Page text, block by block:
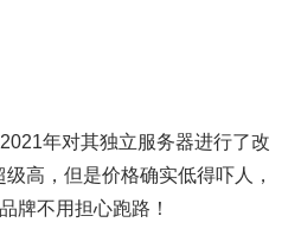
年对其独立服务器进行了改
高，但是价格确实低得吓人，
牌不用担心跑路！